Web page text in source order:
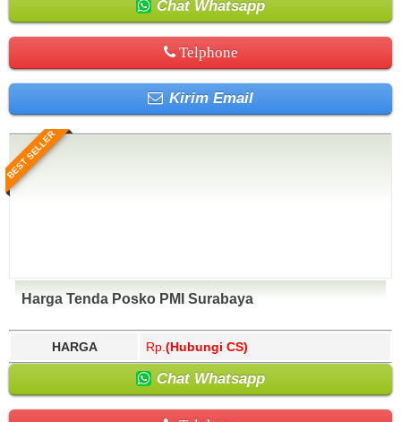
Chat Whatsapp
Telphone
Kirim Email
BEST SELLER
Harga Tenda Posko PMI Surabaya
HARGA Rp. (Hubungi CS)
Chat Whatsapp